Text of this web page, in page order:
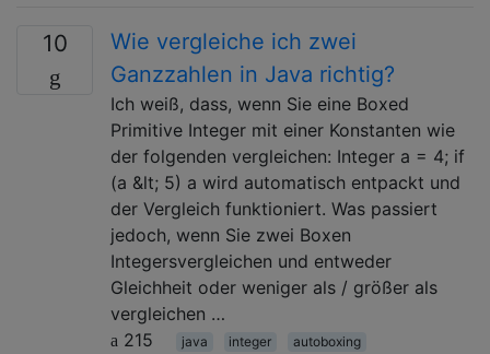
10
Wie vergleiche ich zwei
Ganzzahlen in Java richtig?
Ich weiß, dass, wenn Sie eine Boxed
Primitive Integer mit einer Konstanten wie
der folgenden vergleichen: Integer a = 4; if
(a &lt; 5) a wird automatisch entpackt und
der Vergleich funktioniert. Was passiert
jedoch, wenn Sie zwei Boxen
Integersvergleichen und entweder
Gleichheit oder weniger als / größer als
vergleichen …
215
java integer autoboxing